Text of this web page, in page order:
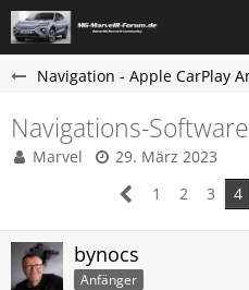
Navigations-Software
Marvel
29. März 2023
1
2 3 4
bynocs
Anfänger